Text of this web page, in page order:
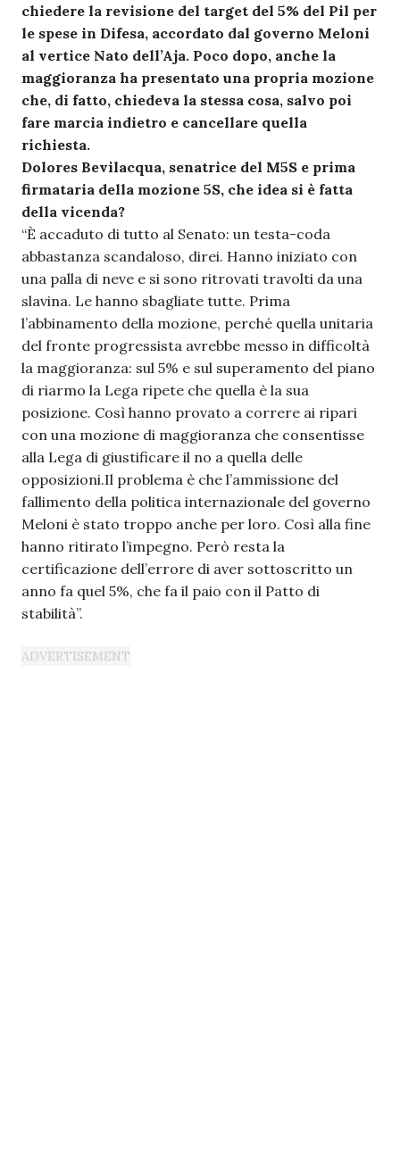
chiedere la revisione del target del 5% del Pil per
le spese in Difesa, accordato dal governo Meloni
al vertice Nato dell’Aja. Poco dopo, anche la
maggioranza ha presentato una propria mozione
che, di fatto, chiedeva la stessa cosa, salvo poi
fare marcia indietro e cancellare quella
richiesta.
Dolores Bevilacqua, senatrice del M5S e prima
firmataria della mozione 5S, che idea si è fatta
della vicenda?
“È accaduto di tutto al Senato: un testa-coda
abbastanza scandaloso, direi. Hanno iniziato con
una palla di neve e si sono ritrovati travolti da una
slavina. Le hanno sbagliate tutte. Prima
l’abbinamento della mozione, perché quella unitaria
del fronte progressista avrebbe messo in difficoltà
la maggioranza: sul 5% e sul superamento del piano
di riarmo la Lega ripete che quella è la sua
posizione. Così hanno provato a correre ai ripari
con una mozione di maggioranza che consentisse
alla Lega di giustificare il no a quella delle
opposizioni.Il problema è che l’ammissione del
fallimento della politica internazionale del governo
Meloni è stato troppo anche per loro. Così alla fine
hanno ritirato l’impegno. Però resta la
certificazione dell’errore di aver sottoscritto un
anno fa quel 5%, che fa il paio con il Patto di
stabilità”.